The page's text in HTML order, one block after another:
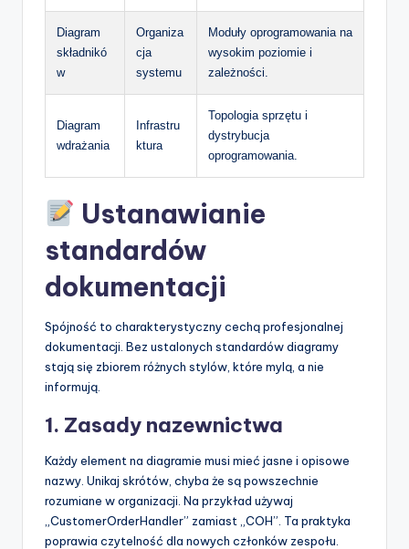
Diagram
składnikó
w
Organiza
cja
systemu
Moduły oprogramowania na
wysokim poziomie i
zależności.
Diagram
wdrażania
Infrastru
ktura
Topologia sprzętu i
dystrybucja
oprogramowania.
Ustanawianie
standardów
dokumentacji
Spójność to charakterystyczny cechą profesjonalnej
dokumentacji. Bez ustalonych standardów diagramy
stają się zbiorem różnych stylów, które mylą, a nie
informują.
1. Zasady nazewnictwa
Każdy element na diagramie musi mieć jasne i opisowe
nazwy. Unikaj skrótów, chyba że są powszechnie
rozumiane w organizacji. Na przykład używaj
„CustomerOrderHandler” zamiast „COH”. Ta praktyka
poprawia czytelność dla nowych członków zespołu.